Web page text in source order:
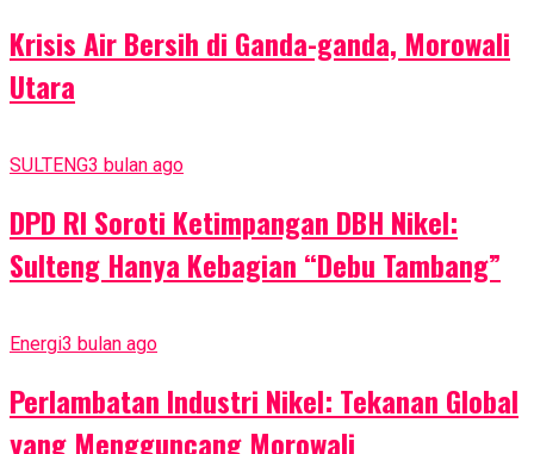
Krisis Air Bersih di Ganda-ganda, Morowali
Utara
SULTENG3 bulan ago
DPD RI Soroti Ketimpangan DBH Nikel:
Sulteng Hanya Kebagian “Debu Tambang”
Energi3 bulan ago
Perlambatan Industri Nikel: Tekanan Global
yang Mengguncang Morowali